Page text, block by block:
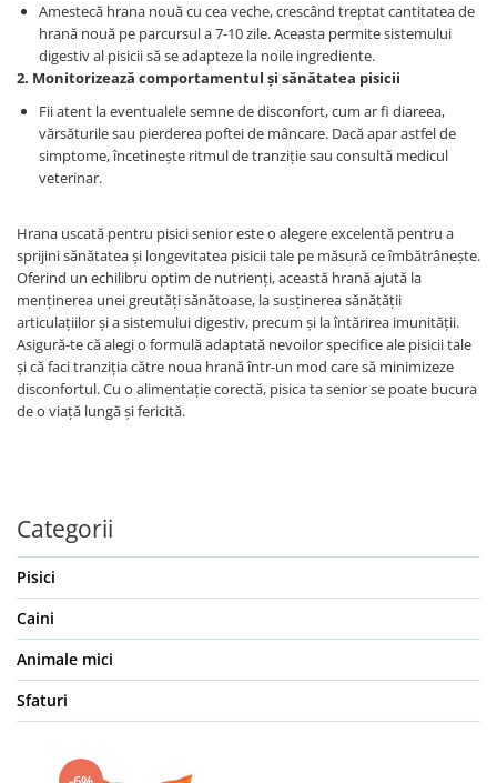
Amestecă hrana nouă cu cea veche, crescând treptat cantitatea de
hrană nouă pe parcursul a 7-10 zile. Aceasta permite sistemului
digestiv al pisicii să se adapteze la noile ingrediente.
2. Monitorizează comportamentul și sănătatea pisicii
Fii atent la eventualele semne de disconfort, cum ar fi diareea,
vărsăturile sau pierderea poftei de mâncare. Dacă apar astfel de
simptome, încetinește ritmul de tranziție sau consultă medicul
veterinar.
Hrana uscată pentru pisici senior este o alegere excelentă pentru a
sprijini sănătatea și longevitatea pisicii tale pe măsură ce îmbătrânește.
Oferind un echilibru optim de nutrienți, această hrană ajută la
menținerea unei greutăți sănătoase, la susținerea sănătății
articulațiilor și a sistemului digestiv, precum și la întărirea imunității.
Asigură-te că alegi o formulă adaptată nevoilor specifice ale pisicii tale
și că faci tranziția către noua hrană într-un mod care să minimizeze
disconfortul. Cu o alimentație corectă, pisica ta senior se poate bucura
de o viață lungă și fericită.
Categorii
Pisici
Caini
Animale mici
Sfaturi